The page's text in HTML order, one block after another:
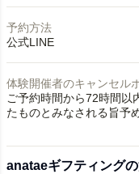
予約方法
公式LINE
体験開催者のキャンセル
ご予約時間から72時間以
たものとみなされる旨予
anataeギフティング